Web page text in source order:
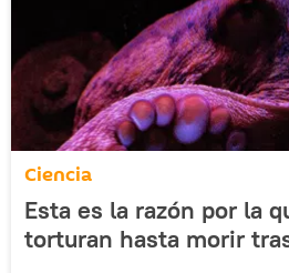
Ciencia
Esta es la razón por la
torturan hasta morir